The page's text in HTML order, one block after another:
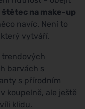
štětec na make-up
navíc. Není to
vytváří.
trendových
barvách s
s přírodním
koupelně, ale ještě
klidu.